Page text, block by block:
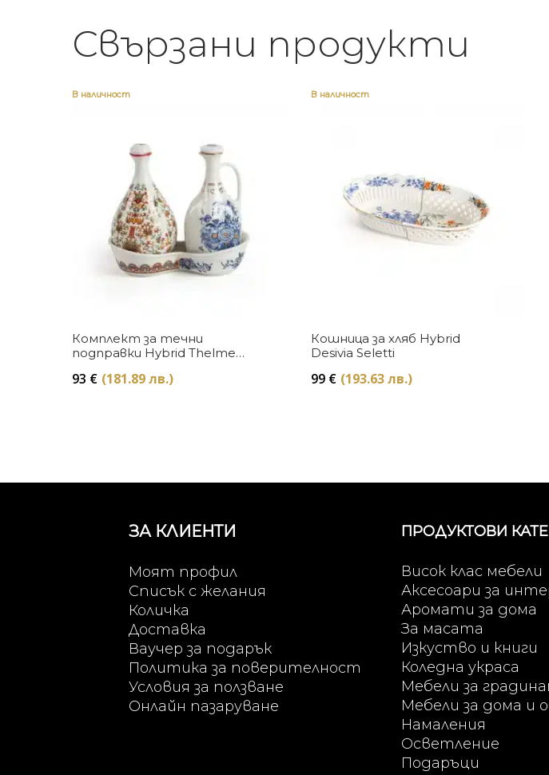
Свързани продукти
В наличност
Купи
Комплект за течни
подправки Hybrid Thelme
93 € (181.89 лв.)
В наличност
Купи
Кошница за хляб Hybrid
Desivia Seletti
99 € (193.63 лв.)
ЗА КЛИЕНТИ
Моят профил
Списък с желания
Количка
Доставка
Ваучер за подарък
Политика за поверителност
Условия за ползване
Онлайн пазаруване
ПРОДУКТОВИ
Висок клас мебели
Аксесоари за
Аромати за дома
За масата
Изкуство и книги
Коледна украса
Мебели за
Мебели за дома и
Намаления
Осветление
Подаръци